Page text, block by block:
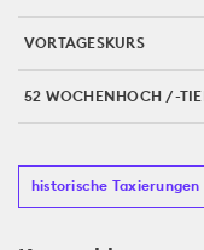
VORTAGESKURS
52 WOCHENHOCH /-
historische Taxierungen